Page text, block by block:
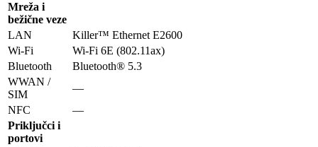
Mreža i
bežične veze
LAN
Killer™ Ethernet E2600
Wi-Fi
Wi-Fi 6E (802.11ax)
Bluetooth
Bluetooth® 5.3
WWAN /
SIM
—
NFC
—
Priključci i
portovi